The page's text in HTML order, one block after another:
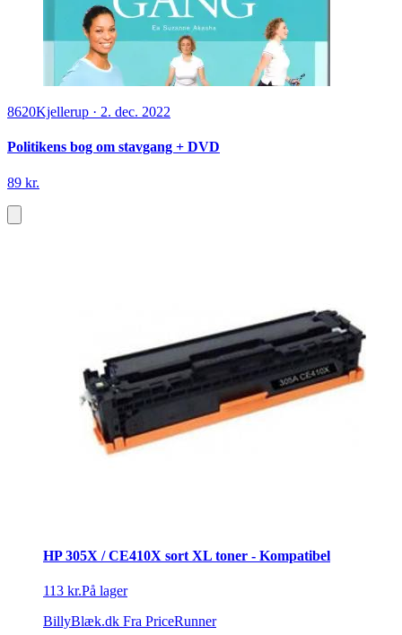
8620Kjellerup · 2. dec. 2022
Politikens bog om stavgang + DVD
89 kr.
HP 305X / CE410X sort XL toner - Kompatibel
113 kr.På lager
BillyBlæk.dk Fra PriceRunner